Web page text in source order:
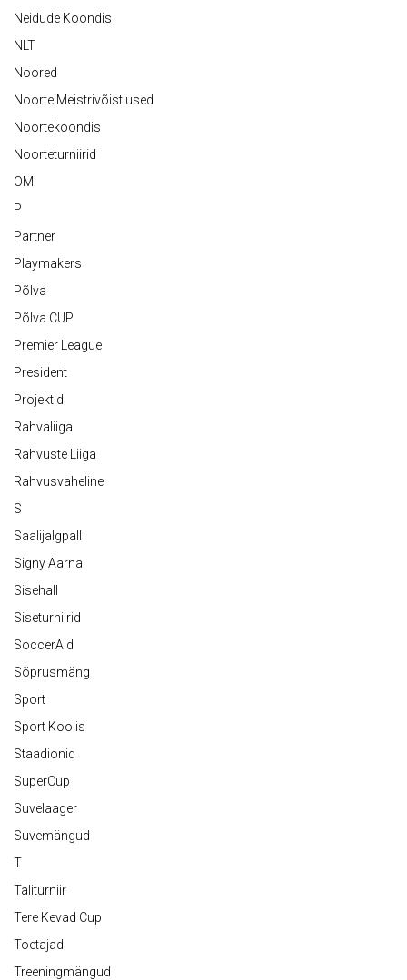
Neidude Koondis
NLT
Noored
Noorte Meistrivõistlused
Noortekoondis
Noorteturniirid
OM
P
Partner
Playmakers
Põlva
Põlva CUP
Premier League
President
Projektid
Rahvaliiga
Rahvuste Liiga
Rahvusvaheline
S
Saalijalgpall
Signy Aarna
Sisehall
Siseturniirid
SoccerAid
Sõprusmäng
Sport
Sport Koolis
Staadionid
SuperCup
Suvelaager
Suvemängud
T
Taliturniir
Tere Kevad Cup
Toetajad
Treeningmängud